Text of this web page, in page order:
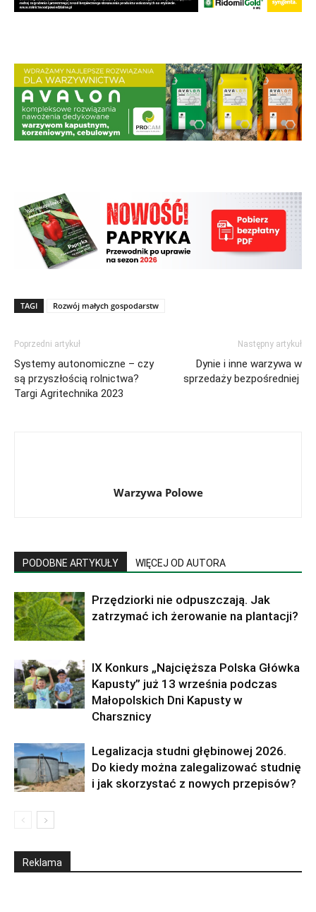
TAGI Rozwój małych gospodarstw
Poprzedni artykuł
Systemy autonomiczne – czy
są przyszłością rolnictwa?
Targi Agritechnika 2023
Następny artykuł
Dynie i inne warzywa w
sprzedaży bezpośredniej
Warzywa Polowe
PODOBNE ARTYKUŁY WIĘCEJ OD AUTORA
Przędziorki nie odpuszczają. Jak
zatrzymać ich żerowanie na plantacji?
IX Konkurs „Najcięższa Polska Główka
Kapusty” już 13 września podczas
Małopolskich Dni Kapusty w
Charsznicy
Legalizacja studni głębinowej 2026.
Do kiedy można zalegalizować studnię
i jak skorzystać z nowych przepisów?
Reklama